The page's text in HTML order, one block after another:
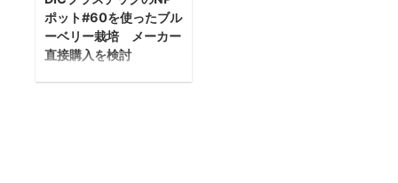
かし、その分見栄え
や良い印象、見てく
れだけを公開して、
実際の中身やきれい
ものです。 さらにそ
こから作られた泥炭
を乾燥させてかまか
く砕いたもののこと
ポット#60を使ったブル
ーベリー栽培 メーカー
直接購入を検討
ホームセンターで買